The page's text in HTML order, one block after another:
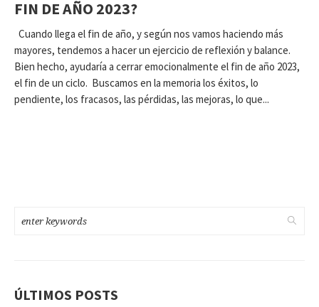
FIN DE AÑO 2023?
Cuando llega el fin de año, y según nos vamos haciendo más
mayores, tendemos a hacer un ejercicio de reflexión y balance.
Bien hecho, ayudaría a cerrar emocionalmente el fin de año 2023,
el fin de un ciclo. Buscamos en la memoria los éxitos, lo
pendiente, los fracasos, las pérdidas, las mejoras, lo que...
ÚLTIMOS POSTS